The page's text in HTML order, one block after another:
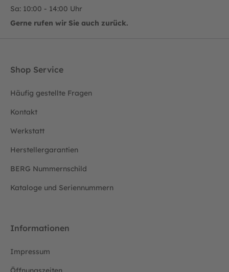
Sa: 10:00 - 14:00 Uhr
Gerne rufen wir Sie auch zurück.
Shop Service
Häufig gestellte Fragen
Kontakt
Werkstatt
Herstellergarantien
BERG Nummernschild
Kataloge und Seriennummern
Informationen
Impressum